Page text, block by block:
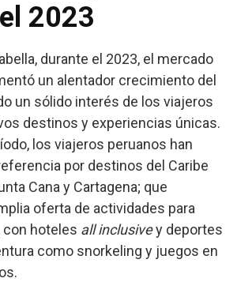
2023
durante el 2023, el mercado
un alentador crecimiento del
un sólido interés de los viajeros
destinos y experiencias únicas.
los viajeros peruanos han
por destinos del Caribe
Cana y Cartagena; que
oferta de actividades para
con hoteles all inclusivey deportes
como snorkeling y juegos en